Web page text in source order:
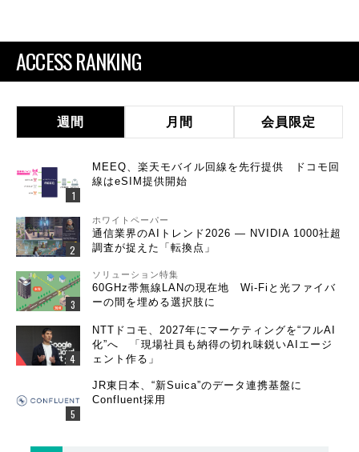
ACCESS RANKING
週間 月間 会員限定
MEEQ、楽天モバイル回線を先行提供 ドコモ回
線はeSIM提供開始
ホワイトペーパー
通信業界のAIトレンド2026 ― NVIDIA 1000社超
調査が捉えた「転換点」
ソリューション特集
60GHz帯無線LANの現在地 Wi-Fiと光ファイバ
ーの間を埋める選択肢に
NTTドコモ、2027年にマーケティングを“フルAI
化”へ 「現場社員も納得の切れ味鋭いAIエージ
ェント作る」
JR東日本、“新Suica”のデータ連携基盤に
Confluent採用